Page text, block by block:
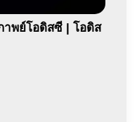
าพย์โอดิสซี | โอดิส